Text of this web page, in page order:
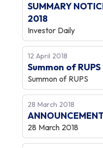
SUMMARY
2018
Investor Daily
12 April 2018
Summon of RUPS
Summon of RUPS
28 March 2018
28 March 2018